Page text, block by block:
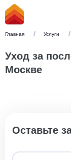
Главная Услуги
Уход за
Москве
Оставьте